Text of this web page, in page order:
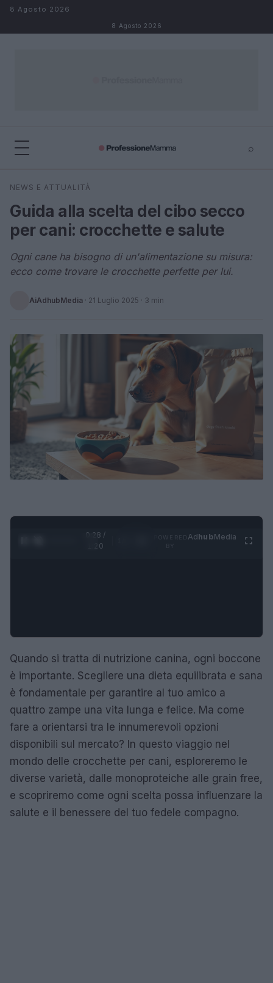
Salta al contenuto
8 Agosto 2026
8 Agosto 2026
⌕
Cerca
NEWS E ATTUALITÀ
Guida alla scelta del cibo secco
per cani: crocchette e salute
Ogni cane ha bisogno di un'alimentazione su misura:
ecco come trovare le crocchette perfette per lui.
AiAdhubMedia · 21 Luglio 2025 · 3 min
0:29 /
1:20
AdhubMedia
Quando si tratta di nutrizione canina, ogni boccone
è importante. Scegliere una dieta equilibrata e sana
è fondamentale per garantire al tuo amico a
quattro zampe una vita lunga e felice. Ma come
fare a orientarsi tra le innumerevoli opzioni
disponibili sul mercato? In questo viaggio nel
mondo delle crocchette per cani, esploreremo le
diverse varietà, dalle monoproteiche alle grain free,
e scopriremo come ogni scelta possa influenzare la
salute e il benessere del tuo fedele compagno.